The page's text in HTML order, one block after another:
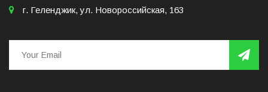
г. Геленджик, ул. Новороссийская, 163